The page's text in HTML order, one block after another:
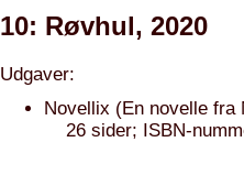
10: Røvhul, 2020
Udgaver:
Novellix (En novelle fra
26 sider; ISBN-